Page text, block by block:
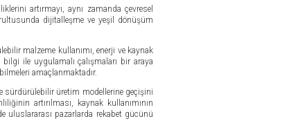
artırmayı, aynı zamanda çevresel
dijitalleşme ve yeşil dönüşüm
malzeme kullanımı, enerji ve kaynak
ile uygulamalı çalışmaları bir araya
amaçlanmaktadır.
sürdürülebilir üretim modellerine geçişini
artırılması, kaynak kullanımının
uluslararası pazarlarda rekabet gücünü